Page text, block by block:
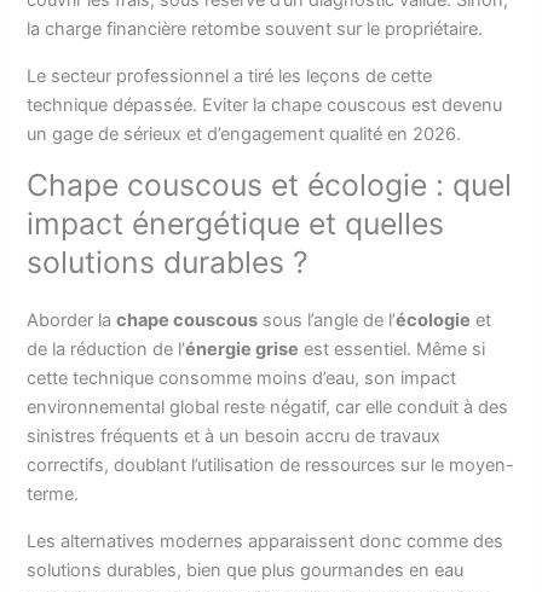
la charge financière retombe souvent sur le propriétaire.
Le secteur professionnel a tiré les leçons de cette
technique dépassée. Eviter la chape couscous est devenu
un gage de sérieux et d’engagement qualité en 2026.
Chape couscous et écologie : quel
impact énergétique et quelles
solutions durables ?
Aborder lachape couscous sous l’angle de l’écologie et
de la réduction de l’énergie grise est essentiel. Même si
cette technique consomme moins d’eau, son impact
environnemental global reste négatif, car elle conduit à des
sinistres fréquents et à un besoin accru de travaux
correctifs, doublant l’utilisation de ressources sur le moyen-
terme.
Les alternatives modernes apparaissent donc comme des
solutions durables, bien que plus gourmandes en eau